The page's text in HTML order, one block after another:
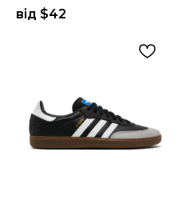
від $42